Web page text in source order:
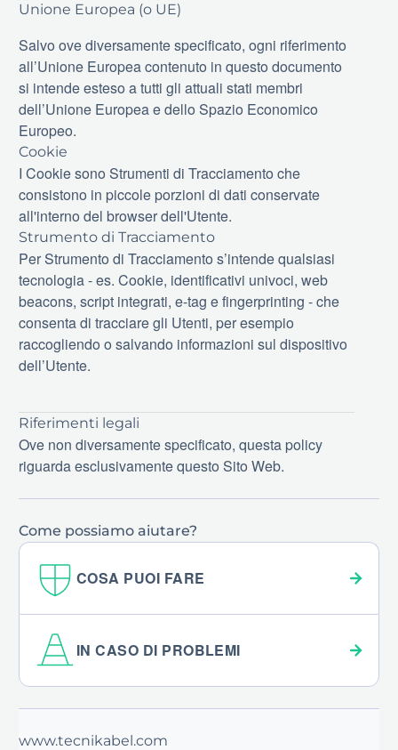
Unione Europea (o UE)
Salvo ove diversamente specificato, ogni riferimento
all’Unione Europea contenuto in questo documento
si intende esteso a tutti gli attuali stati membri
dell’Unione Europea e dello Spazio Economico
Europeo.
Cookie
I Cookie sono Strumenti di Tracciamento che
consistono in piccole porzioni di dati conservate
all'interno del browser dell'Utente.
Strumento di Tracciamento
Per Strumento di Tracciamento s’intende qualsiasi
tecnologia - es. Cookie, identificativi univoci, web
beacons, script integrati, e-tag e fingerprinting - che
consenta di tracciare gli Utenti, per esempio
raccogliendo o salvando informazioni sul dispositivo
dell’Utente.
Riferimenti legali
Ove non diversamente specificato, questa policy
riguarda esclusivamente questo Sito Web.
Come possiamo aiutare?
COSA PUOI FARE
IN CASO DI PROBLEMI
www.tecnikabel.com